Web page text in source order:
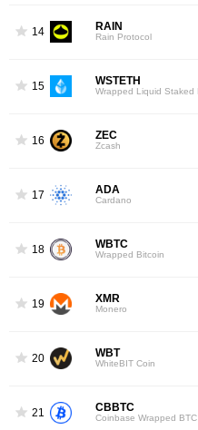
14 RAIN
Rain Protocol
15 WSTETH
16 ZEC
Zcash
17 ADA
Cardano
18 WBTC
Wrapped Bitcoin
19 XMR
Monero
20 WBT
WhiteBIT Coin
21 CBBTC
Coinbase Wrapped BTC